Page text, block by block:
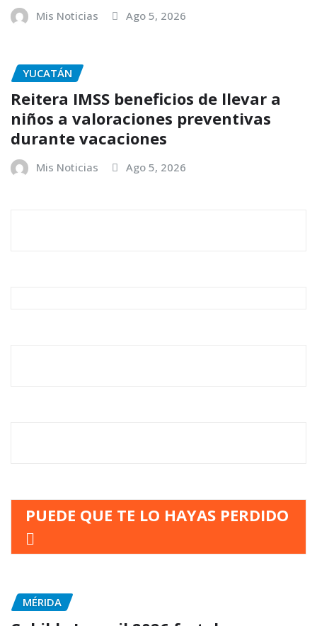
Mis Noticias Ago 5, 2026
YUCATÁN
Reitera IMSS beneficios de llevar a
niños a valoraciones preventivas
durante vacaciones
Mis Noticias Ago 5, 2026
PUEDE QUE TE LO HAYAS PERDIDO
MÉRIDA